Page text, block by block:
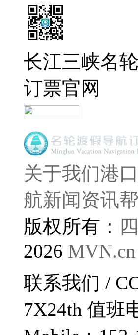
长江三峡名
订票官网
关于我们港
航新闻资讯
版权所有：
2026 MVN.cn
联系我们 /
7X24th 值班